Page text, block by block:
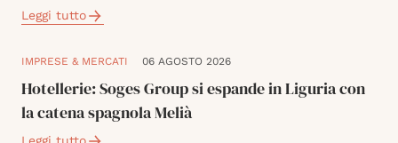
Leggi tutto
IMPRESE & MERCATI 06 AGOSTO 2026
Hotellerie: Soges Group si espande in Liguria con
la catena spagnola Melià